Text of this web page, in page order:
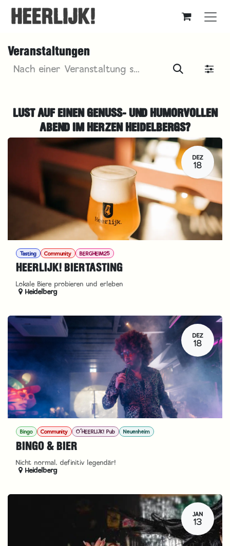
Zum Inhalt springen
Veranstaltungen
LUST AUF EINEN GENUSS- UND HUMORVOLLEN
ABEND IM HERZEN HEIDELBERGS?
DEZ
18
Tasting Community BERGHEIM25
HEERLIJK! BIERTASTING
Lokale Biere probieren und erleben
Heidelberg
DEZ
18
Bingo Community O´HEERLIJK! Pub Neuenheim
BINGO & BIER
Nicht normal, definitiv legendär!
Heidelberg
JAN
13